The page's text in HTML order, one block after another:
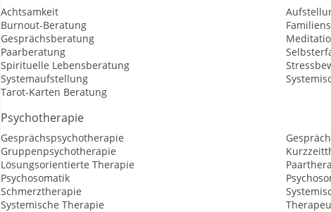
Achtsamkeit
Burnout-Beratung
Gesprächsberatung
Paarberatung
Spirituelle Lebensberatung
Systemaufstellung
Tarot-Karten Beratung
Psychotherapie
Gesprächspsychotherapie
Gruppenpsychotherapie
Lösungsorientierte Therapie
Psychosomatik
Schmerztherapie
Systemische Therapie